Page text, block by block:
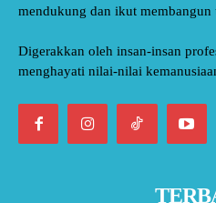
mendukung dan ikut membangun
Digerakkan oleh insan-insan
menghayati nilai-nilai